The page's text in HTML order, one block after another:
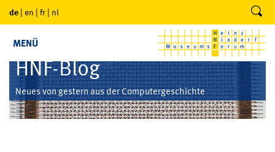
de | en | fr | nl
MENÜ
HNF-Blog
Neues von gestern aus der Computergeschichte